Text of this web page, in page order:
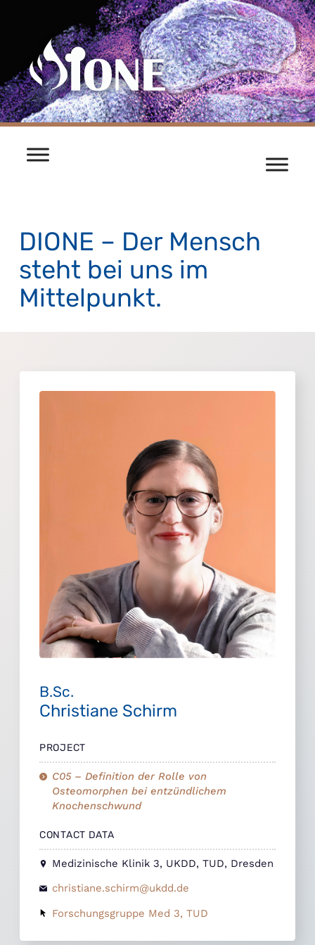
DIONE – Der Mensch
steht bei uns im
Mittelpunkt.
B.Sc.
Christiane Schirm
PROJECT
C05 – Definition der Rolle von
Osteomorphen bei entzündlichem
Knochenschwund
CONTACT DATA
Medizinische Klinik 3, UKDD, TUD, Dresden
christiane.schirm@ukdd.de
Forschungsgruppe Med 3, TUD